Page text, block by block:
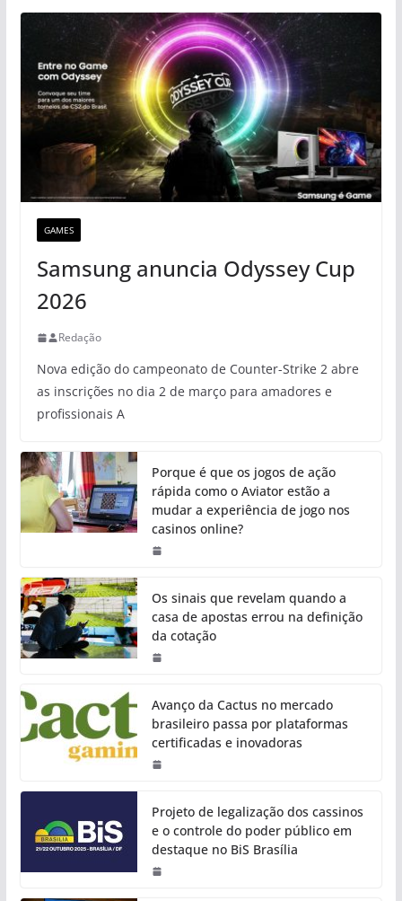
GAMES
Samsung anuncia Odyssey Cup
2026
Redação
Nova edição do campeonato de Counter-Strike 2 abre
as inscrições no dia 2 de março para amadores e
profissionais A
Porque é que os jogos de ação
rápida como o Aviator estão a
mudar a experiência de jogo nos
casinos online?
Os sinais que revelam quando a
casa de apostas errou na definição
da cotação
Avanço da Cactus no mercado
brasileiro passa por plataformas
certificadas e inovadoras
Projeto de legalização dos cassinos
e o controle do poder público em
destaque no BiS Brasília